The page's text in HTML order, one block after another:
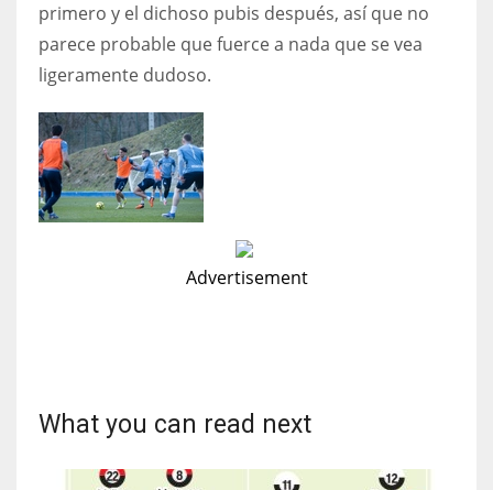
primero y el dichoso pubis después, así que no
parece probable que fuerce a nada que se vea
ligeramente dudoso.
Advertisement
What you can read next